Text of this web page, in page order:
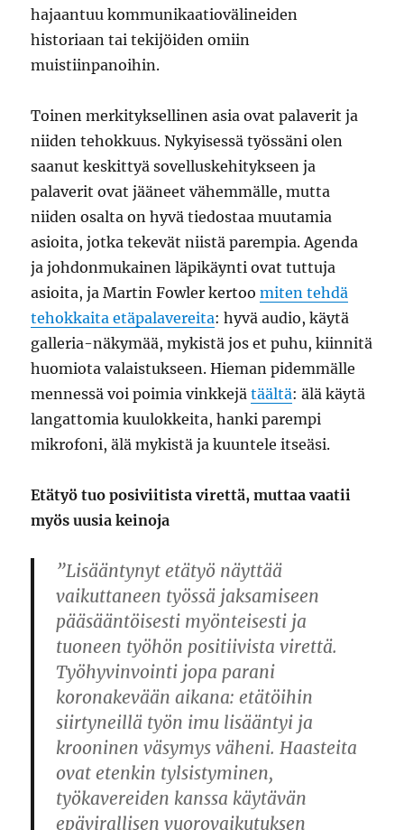
hajaantuu kommunikaatiovälineiden
historiaan tai tekijöiden omiin
muistiinpanoihin.
Toinen merkityksellinen asia ovat palaverit ja
niiden tehokkuus. Nykyisessä työssäni olen
saanut keskittyä sovelluskehitykseen ja
palaverit ovat jääneet vähemmälle, mutta
niiden osalta on hyvä tiedostaa muutamia
asioita, jotka tekevät niistä parempia. Agenda
ja johdonmukainen läpikäynti ovat tuttuja
asioita, ja Martin Fowler kertoomiten tehdä
tehokkaita etäpalavereita: hyvä audio, käytä
galleria-näkymää, mykistä jos et puhu, kiinnitä
huomiota valaistukseen. Hieman pidemmälle
mennessä voi poimia vinkkejätäältä: älä käytä
langattomia kuulokkeita, hanki parempi
mikrofoni, älä mykistä ja kuuntele itseäsi.
Etätyö tuo posiviitista virettä, muttaa vaatii
myös uusia keinoja
”Lisääntynyt etätyö näyttää
vaikuttaneen työssä jaksamiseen
pääsääntöisesti myönteisesti ja
tuoneen työhön positiivista virettä.
Työhyvinvointi jopa parani
koronakevään aikana: etätöihin
siirtyneillä työn imu lisääntyi ja
krooninen väsymys väheni. Haasteita
ovat etenkin tylsistyminen,
työkavereiden kanssa käytävän
epävirallisen vuorovaikutuksen